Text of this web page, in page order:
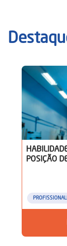
POSIÇÃO